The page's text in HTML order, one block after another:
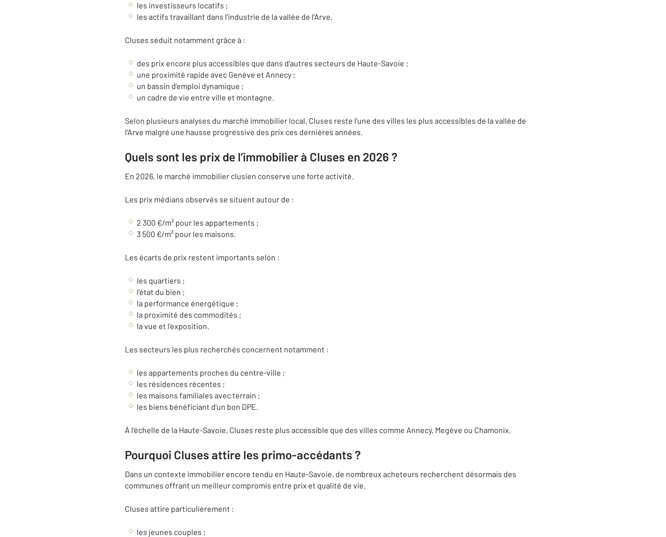
les investisseurs locatifs ;
les actifs travaillant dans l’industrie de la vallée de l’Arve.
Cluses séduit notamment grâce à :
des prix encore plus accessibles que dans d’autres secteurs de Haute-Savoie ;
une proximité rapide avec Genève et Annecy ;
un bassin d’emploi dynamique ;
un cadre de vie entre ville et montagne.
Selon plusieurs analyses du marché immobilier local, Cluses reste l’une des villes les plus accessibles de la vallée de
l’Arve malgré une hausse progressive des prix ces dernières années.
Quels sont les prix de l’immobilier à Cluses en 2026 ?
En 2026, le marché immobilier clusien conserve une forte activité.
Les prix médians observés se situent autour de :
2 300 €/m² pour les appartements ;
3 500 €/m² pour les maisons.
Les écarts de prix restent importants selon :
les quartiers ;
l’état du bien ;
la performance énergétique ;
la proximité des commodités ;
la vue et l’exposition.
Les secteurs les plus recherchés concernent notamment :
les appartements proches du centre-ville ;
les résidences récentes ;
les maisons familiales avec terrain ;
les biens bénéficiant d’un bon DPE.
À l’échelle de la Haute-Savoie, Cluses reste plus accessible que des villes comme Annecy, Megève ou Chamonix.
Pourquoi Cluses attire les primo-accédants ?
Dans un contexte immobilier encore tendu en Haute-Savoie, de nombreux acheteurs recherchent désormais des
communes offrant un meilleur compromis entre prix et qualité de vie.
Cluses attire particulièrement :
les jeunes couples ;